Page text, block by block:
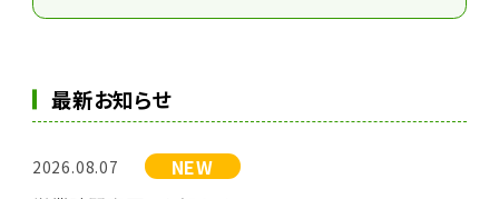
最新お知らせ
2026.08.07
NEW